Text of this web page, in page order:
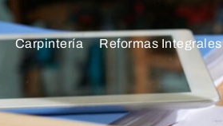
Carpintería Reformas Integrales